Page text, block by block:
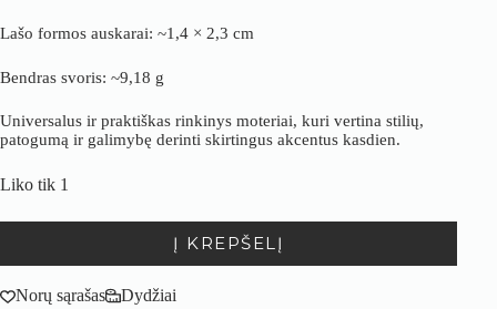
Lašo formos auskarai: ~1,4 × 2,3 cm
Bendras svoris: ~9,18 g
Universalus ir praktiškas rinkinys moteriai, kuri vertina stilių,
patogumą ir galimybę derinti skirtingus akcentus kasdien.
Liko tik 1
Į KREPŠELĮ
Norų sąrašas Dydžiai